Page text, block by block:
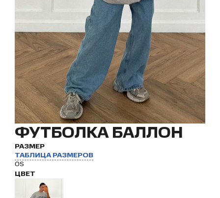
ФУТБОЛКА БАЛЛОН
РАЗМЕР
ТАБЛИЦА РАЗМЕРОВ
OS
ЦВЕТ